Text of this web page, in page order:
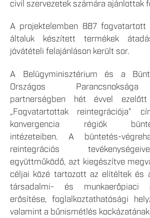
civil szervezetek számára ajánlottak
A projektelemben 887
általuk készített termékek
jóvátételi felajánláson került sor.
A Belügyminisztérium és a
Országos
partnerségben hét évvel
„Fogvatartottak reintegrációja”
konvergencia régiók
intézeteiben. A büntetés-
reintegrációs
együttműködő, azt kiegészítve
céljai közé tartozott az elítéltek és
társadalmi- és munkaerőpiaci
erősítése, foglalkoztathatósági
valamint a bűnismétlés